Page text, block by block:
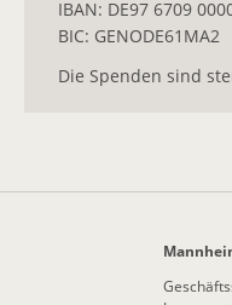
IBAN: DE97 6709
BIC: GENODE61MA2
Die Spenden sind